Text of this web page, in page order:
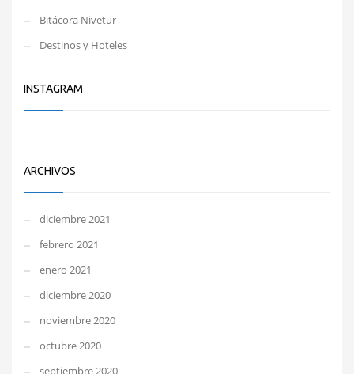
Bitácora Nivetur
Destinos y Hoteles
INSTAGRAM
ARCHIVOS
diciembre 2021
febrero 2021
enero 2021
diciembre 2020
noviembre 2020
octubre 2020
septiembre 2020